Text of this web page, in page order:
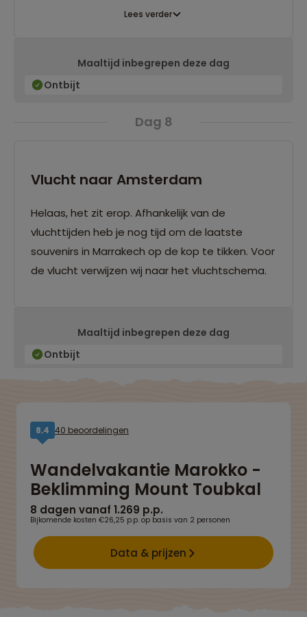
Lees verder
Maaltijd inbegrepen deze dag
Ontbijt
Dag 8
Vlucht naar Amsterdam
Helaas, het zit erop. Afhankelijk van de
vluchttijden heb je nog tijd om de laatste
souvenirs in Marrakech op de kop te tikken. Voor
de vlucht verwijzen wij naar het vluchtschema.
Maaltijd inbegrepen deze dag
Ontbijt
8,4 40 beoordelingen
Wandelvakantie Marokko -
Beklimming Mount Toubkal
8 dagen vanaf 1.269 p.p.
Bijkomende kosten €26,25 p.p. op basis van 2 personen
Data & prijzen